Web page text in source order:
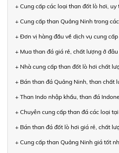
+ Cung cấp các loại than đốt lò hơi,
+ Cung cấp than Quảng Ninh trong
+ Đơn vị hàng đầu về dịch vụ cung
+ Mua than đá giá rẻ, chất lượng ở
+ Nhà cung cấp than đốt lò hơi chất
+ Bán than đá Quảng Ninh, than chất
+ Than Indo nhập khẩu, than đá
+ Chuyên cung cấp than đá các loại
+ Bán than đá đốt lò hơi giá rẻ, chất
+ Cung cấp than Quảng Ninh giá tốt